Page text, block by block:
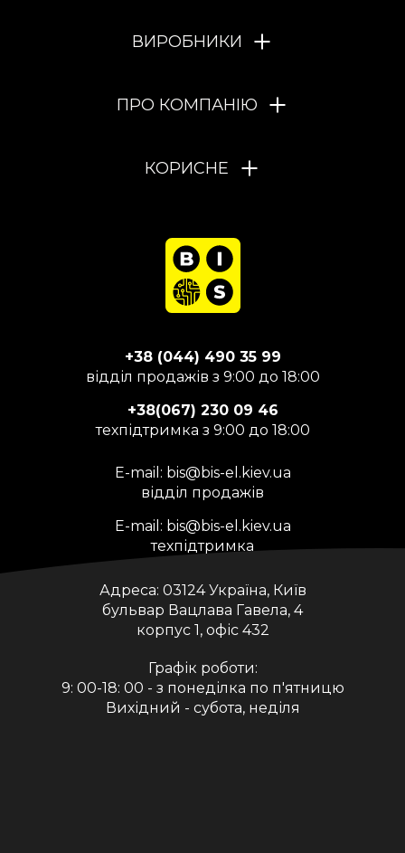
ВИРОБНИКИ
ПРО КОМПАНІЮ
КОРИСНЕ
+38 (044) 490 35 99
відділ продажів з 9:00 до 18:00
+38(067) 230 09 46
техпідтримка з 9:00 до 18:00
E-mail: bis@bis-el.kiev.ua
відділ продажів
E-mail: bis@bis-el.kiev.ua
техпідтримка
Адреса: 03124 Україна, Київ
бульвар Вацлава Гавела, 4
корпус 1, офіс 432
Графік роботи:
9: 00-18: 00 - з понеділка по п'ятницю
Вихідний - субота, неділя